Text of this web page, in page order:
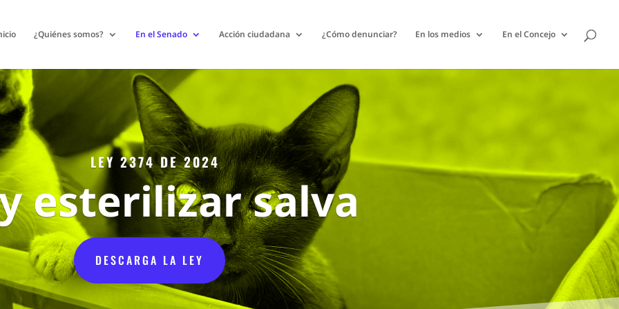
¿Quiénes somos? En el Senado Acción ciudadana ¿Cómo denunciar? En los medios En el Concejo
LEY 2374 DE 2024
esterilizar salva
DESCARGA LA LEY